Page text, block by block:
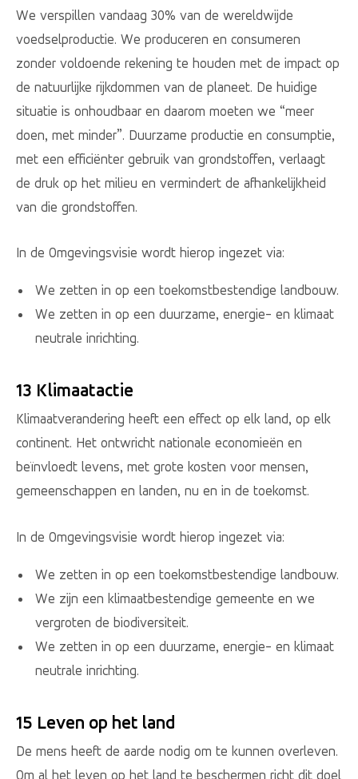
We verspillen vandaag 30% van de wereldwijde
voedselproductie. We produceren en consumeren
zonder voldoende rekening te houden met de impact op
de natuurlijke rijkdommen van de planeet. De huidige
situatie is onhoudbaar en daarom moeten we “meer
doen, met minder”. Duurzame productie en consumptie,
met een efficiënter gebruik van grondstoffen, verlaagt
de druk op het milieu en vermindert de afhankelijkheid
van die grondstoffen.
In de Omgevingsvisie wordt hierop ingezet via:
We zetten in op een toekomstbestendige landbouw.
We zetten in op een duurzame, energie- en klimaat
neutrale inrichting.
13 Klimaatactie
Klimaatverandering heeft een effect op elk land, op elk
continent. Het ontwricht nationale economieën en
beïnvloedt levens, met grote kosten voor mensen,
gemeenschappen en landen, nu en in de toekomst.
In de Omgevingsvisie wordt hierop ingezet via:
We zetten in op een toekomstbestendige landbouw.
We zijn een klimaatbestendige gemeente en we
vergroten de biodiversiteit.
We zetten in op een duurzame, energie- en klimaat
neutrale inrichting.
15 Leven op het land
De mens heeft de aarde nodig om te kunnen overleven.
Om al het leven op het land te beschermen richt dit doel